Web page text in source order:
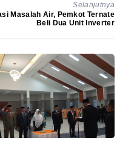
Selanjutnya
Masalah Air, Pemkot Ternate
Beli Dua Unit Inverter